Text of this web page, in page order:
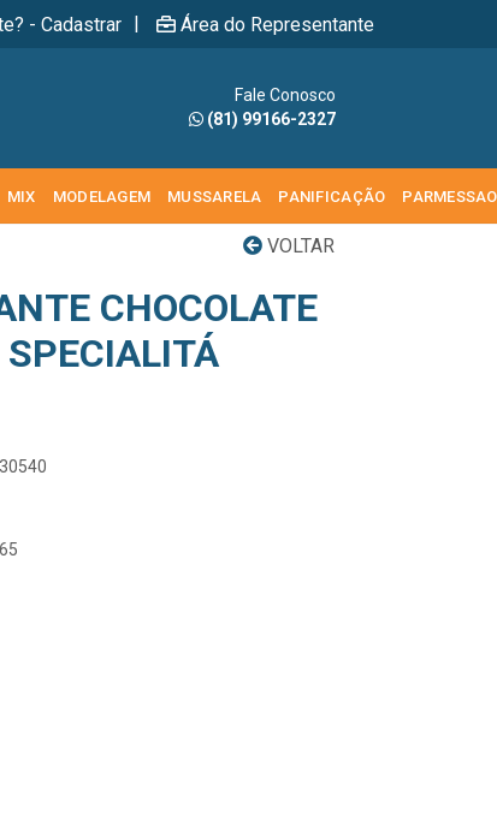
- Cadastrar | Área do Representante
Fale Conosco
(81) 99166-2327
MIX MODELAGEM MUSSARELA PANIFICAÇÃO PARMESSAO
VOLTAR
CHOCOLATE